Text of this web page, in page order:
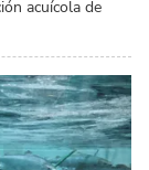
acuícola de